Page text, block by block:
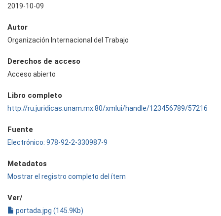
2019-10-09
Autor
Organización Internacional del Trabajo
Derechos de acceso
Acceso abierto
Libro completo
http://ru.juridicas.unam.mx:80/xmlui/handle/123456789/57216
Fuente
Electrónico: 978-92-2-330987-9
Metadatos
Mostrar el registro completo del ítem
Ver/
portada.jpg (145.9Kb)